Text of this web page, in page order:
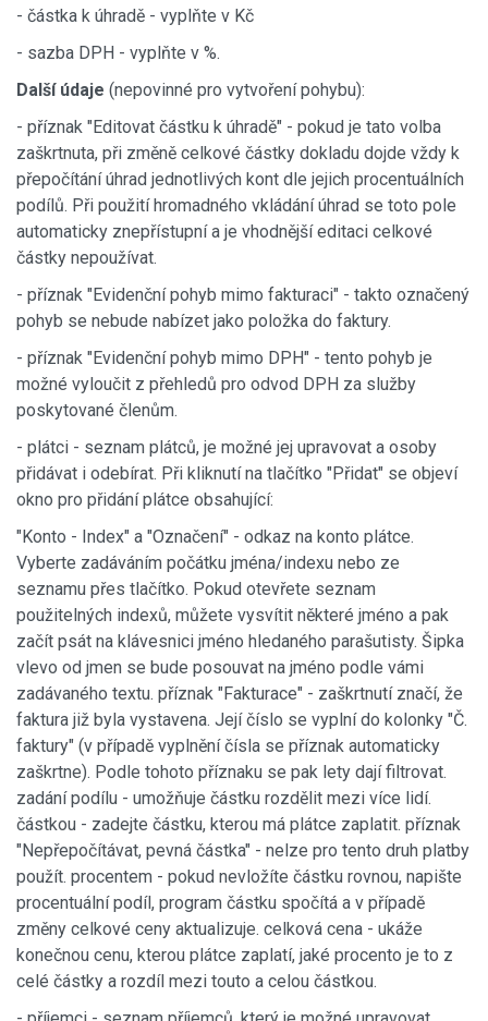
- částka k úhradě - vyplňte v Kč
- sazba DPH - vyplňte v %.
Další údaje (nepovinné pro vytvoření pohybu):
- příznak "Editovat částku k úhradě" - pokud je tato volba
zaškrtnuta, při změně celkové částky dokladu dojde vždy k
přepočítání úhrad jednotlivých kont dle jejich procentuálních
podílů. Při použití hromadného vkládání úhrad se toto pole
automaticky znepřístupní a je vhodnější editaci celkové
částky nepoužívat.
- příznak "Evidenční pohyb mimo fakturaci" - takto označený
pohyb se nebude nabízet jako položka do faktury.
- příznak "Evidenční pohyb mimo DPH" - tento pohyb je
možné vyloučit z přehledů pro odvod DPH za služby
poskytované členům.
- plátci - seznam plátců, je možné jej upravovat a osoby
přidávat i odebírat. Při kliknutí na tlačítko "Přidat" se objeví
okno pro přidání plátce obsahující:
"Konto - Index" a "Označení" - odkaz na konto plátce.
Vyberte zadáváním počátku jména/indexu nebo ze
seznamu přes tlačítko. Pokud otevřete seznam
použitelných indexů, můžete vysvítit některé jméno a pak
začít psát na klávesnici jméno hledaného parašutisty. Šipka
vlevo od jmen se bude posouvat na jméno podle vámi
zadávaného textu. příznak "Fakturace" - zaškrtnutí značí, že
faktura již byla vystavena. Její číslo se vyplní do kolonky "Č.
faktury" (v případě vyplnění čísla se příznak automaticky
zaškrtne). Podle tohoto příznaku se pak lety dají filtrovat.
zadání podílu - umožňuje částku rozdělit mezi více lidí.
částkou - zadejte částku, kterou má plátce zaplatit. příznak
"Nepřepočítávat, pevná částka" - nelze pro tento druh platby
použít. procentem - pokud nevložíte částku rovnou, napište
procentuální podíl, program částku spočítá a v případě
změny celkové ceny aktualizuje. celková cena - ukáže
konečnou cenu, kterou plátce zaplatí, jaké procento je to z
celé částky a rozdíl mezi touto a celou částkou.